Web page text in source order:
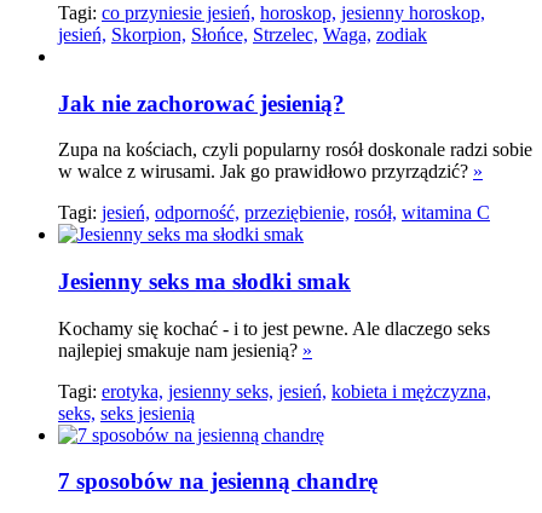
Tagi: co przyniesie jesień, horoskop, jesienny horoskop,
jesień, Skorpion, Słońce, Strzelec, Waga, zodiak
Jak nie zachorować jesienią?
Zupa na kościach, czyli popularny rosół doskonale radzi sobie
w walce z wirusami. Jak go prawidłowo przyrządzić? »
Tagi: jesień, odporność, przeziębienie, rosół, witamina C
Jesienny seks ma słodki smak
Kochamy się kochać - i to jest pewne. Ale dlaczego seks
najlepiej smakuje nam jesienią? »
Tagi: erotyka, jesienny seks, jesień, kobieta i mężczyzna,
seks, seks jesienią
7 sposobów na jesienną chandrę